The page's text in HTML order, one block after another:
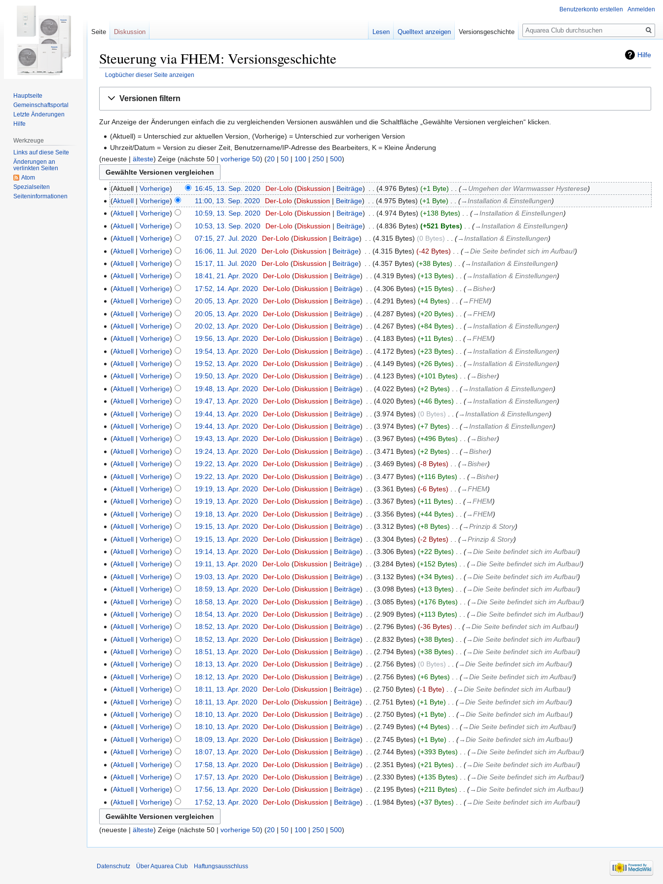
Hilfe
Steuerung via FHEM: Versionsgeschichte
Logbücher dieser Seite anzeigen
Navigation
Suche
Versionen filtern
Zur Anzeige der Änderungen einfach die zu vergleichenden Versionen auswählen und die Schaltfläche „Gewählte Versionen vergleichen“ klicken.
(Aktuell) = Unterschied zur aktuellen Version, (Vorherige) = Unterschied zur vorherigen Version
Uhrzeit/Datum = Version zu dieser Zeit, Benutzername/IP-Adresse des Bearbeiters, K = Kleine Änderung
(neueste | älteste) Zeige (nächste 50 | vorherige 50) (20 | 50 | 100 | 250 | 500)
Aktuell Vorherige 16:45, 13. Sep. 2020 Der-Lolo Diskussion Beiträge 4.976 Bytes +1 Byte
→‎Umgehen der Warmwasser Hysterese
Aktuell
Vorherige 11:00, 13. Sep. 2020 Der-Lolo Diskussion Beiträge 4.975 Bytes +1 Byte
→‎Installation & Einstellungen
Aktuell
Vorherige 10:59, 13. Sep. 2020 Der-Lolo Diskussion Beiträge 4.974 Bytes +138 Bytes
→‎Installation & Einstellungen
Aktuell
Vorherige 10:53, 13. Sep. 2020 Der-Lolo Diskussion Beiträge 4.836 Bytes +521 Bytes
→‎Installation & Einstellungen
Aktuell
Vorherige 07:15, 27. Jul. 2020 Der-Lolo Diskussion Beiträge 4.315 Bytes 0 Bytes
→‎Installation & Einstellungen
Aktuell
Vorherige 16:06, 11. Jul. 2020 Der-Lolo Diskussion Beiträge 4.315 Bytes -42 Bytes
→‎Die Seite befindet sich im Aufbau!
Aktuell
Vorherige 15:17, 11. Jul. 2020 Der-Lolo Diskussion Beiträge 4.357 Bytes +38 Bytes
→‎Installation & Einstellungen
Aktuell
Vorherige 18:41, 21. Apr. 2020 Der-Lolo Diskussion Beiträge 4.319 Bytes +13 Bytes
→‎Installation & Einstellungen
Aktuell
Vorherige 17:52, 14. Apr. 2020 Der-Lolo Diskussion Beiträge 4.306 Bytes +15 Bytes
→‎Bisher
Aktuell
Vorherige 20:05, 13. Apr. 2020 Der-Lolo Diskussion Beiträge 4.291 Bytes +4 Bytes
→‎FHEM
Aktuell
Vorherige 20:05, 13. Apr. 2020 Der-Lolo Diskussion Beiträge 4.287 Bytes +20 Bytes
→‎FHEM
Aktuell
Vorherige 20:02, 13. Apr. 2020 Der-Lolo Diskussion Beiträge 4.267 Bytes +84 Bytes
→‎Installation & Einstellungen
Aktuell
Vorherige 19:56, 13. Apr. 2020 Der-Lolo Diskussion Beiträge 4.183 Bytes +11 Bytes
→‎FHEM
Aktuell
Vorherige 19:54, 13. Apr. 2020 Der-Lolo Diskussion Beiträge 4.172 Bytes +23 Bytes
→‎Installation & Einstellungen
Aktuell
Vorherige 19:52, 13. Apr. 2020 Der-Lolo Diskussion Beiträge 4.149 Bytes +26 Bytes
→‎Installation & Einstellungen
Aktuell
Vorherige 19:50, 13. Apr. 2020 Der-Lolo Diskussion Beiträge 4.123 Bytes +101 Bytes
→‎Bisher
Aktuell
Vorherige 19:48, 13. Apr. 2020 Der-Lolo Diskussion Beiträge 4.022 Bytes +2 Bytes
→‎Installation & Einstellungen
Aktuell
Vorherige 19:47, 13. Apr. 2020 Der-Lolo Diskussion Beiträge 4.020 Bytes +46 Bytes
→‎Installation & Einstellungen
Aktuell
Vorherige 19:44, 13. Apr. 2020 Der-Lolo Diskussion Beiträge 3.974 Bytes 0 Bytes
→‎Installation & Einstellungen
Aktuell
Vorherige 19:44, 13. Apr. 2020 Der-Lolo Diskussion Beiträge 3.974 Bytes +7 Bytes
→‎Installation & Einstellungen
Aktuell
Vorherige 19:43, 13. Apr. 2020 Der-Lolo Diskussion Beiträge 3.967 Bytes +496 Bytes
→‎Bisher
Aktuell
Vorherige 19:24, 13. Apr. 2020 Der-Lolo Diskussion Beiträge 3.471 Bytes +2 Bytes
→‎Bisher
Aktuell
Vorherige 19:22, 13. Apr. 2020 Der-Lolo Diskussion Beiträge 3.469 Bytes -8 Bytes
→‎Bisher
Aktuell
Vorherige 19:22, 13. Apr. 2020 Der-Lolo Diskussion Beiträge 3.477 Bytes +116 Bytes
→‎Bisher
Aktuell
Vorherige 19:19, 13. Apr. 2020 Der-Lolo Diskussion Beiträge 3.361 Bytes -6 Bytes
→‎FHEM
Aktuell
Vorherige 19:19, 13. Apr. 2020 Der-Lolo Diskussion Beiträge 3.367 Bytes +11 Bytes
→‎FHEM
Aktuell
Vorherige 19:18, 13. Apr. 2020 Der-Lolo Diskussion Beiträge 3.356 Bytes +44 Bytes
→‎FHEM
Aktuell
Vorherige 19:15, 13. Apr. 2020 Der-Lolo Diskussion Beiträge 3.312 Bytes +8 Bytes
→‎Prinzip & Story
Aktuell
Vorherige 19:15, 13. Apr. 2020 Der-Lolo Diskussion Beiträge 3.304 Bytes -2 Bytes
→‎Prinzip & Story
Aktuell
Vorherige 19:14, 13. Apr. 2020 Der-Lolo Diskussion Beiträge 3.306 Bytes +22 Bytes
→‎Die Seite befindet sich im Aufbau!
Aktuell
Vorherige 19:11, 13. Apr. 2020 Der-Lolo Diskussion Beiträge 3.284 Bytes +152 Bytes
→‎Die Seite befindet sich im Aufbau!
Aktuell
Vorherige 19:03, 13. Apr. 2020 Der-Lolo Diskussion Beiträge 3.132 Bytes +34 Bytes
→‎Die Seite befindet sich im Aufbau!
Aktuell
Vorherige 18:59, 13. Apr. 2020 Der-Lolo Diskussion Beiträge 3.098 Bytes +13 Bytes
→‎Die Seite befindet sich im Aufbau!
Aktuell
Vorherige 18:58, 13. Apr. 2020 Der-Lolo Diskussion Beiträge 3.085 Bytes +176 Bytes
→‎Die Seite befindet sich im Aufbau!
Aktuell
Vorherige 18:54, 13. Apr. 2020 Der-Lolo Diskussion Beiträge 2.909 Bytes +113 Bytes
→‎Die Seite befindet sich im Aufbau!
Aktuell
Vorherige 18:52, 13. Apr. 2020 Der-Lolo Diskussion Beiträge 2.796 Bytes -36 Bytes
→‎Die Seite befindet sich im Aufbau!
Aktuell
Vorherige 18:52, 13. Apr. 2020 Der-Lolo Diskussion Beiträge 2.832 Bytes +38 Bytes
→‎Die Seite befindet sich im Aufbau!
Aktuell
Vorherige 18:51, 13. Apr. 2020 Der-Lolo Diskussion Beiträge 2.794 Bytes +38 Bytes
→‎Die Seite befindet sich im Aufbau!
Aktuell
Vorherige 18:13, 13. Apr. 2020 Der-Lolo Diskussion Beiträge 2.756 Bytes 0 Bytes
→‎Die Seite befindet sich im Aufbau!
Aktuell
Vorherige 18:12, 13. Apr. 2020 Der-Lolo Diskussion Beiträge 2.756 Bytes +6 Bytes
→‎Die Seite befindet sich im Aufbau!
Aktuell
Vorherige 18:11, 13. Apr. 2020 Der-Lolo Diskussion Beiträge 2.750 Bytes -1 Byte
→‎Die Seite befindet sich im Aufbau!
Aktuell
Vorherige 18:11, 13. Apr. 2020 Der-Lolo Diskussion Beiträge 2.751 Bytes +1 Byte
→‎Die Seite befindet sich im Aufbau!
Aktuell
Vorherige 18:10, 13. Apr. 2020 Der-Lolo Diskussion Beiträge 2.750 Bytes +1 Byte
→‎Die Seite befindet sich im Aufbau!
Aktuell
Vorherige 18:10, 13. Apr. 2020 Der-Lolo Diskussion Beiträge 2.749 Bytes +4 Bytes
→‎Die Seite befindet sich im Aufbau!
Aktuell
Vorherige 18:09, 13. Apr. 2020 Der-Lolo Diskussion Beiträge 2.745 Bytes +1 Byte
→‎Die Seite befindet sich im Aufbau!
Aktuell
Vorherige 18:07, 13. Apr. 2020 Der-Lolo Diskussion Beiträge 2.744 Bytes +393 Bytes
→‎Die Seite befindet sich im Aufbau!
Aktuell
Vorherige 17:58, 13. Apr. 2020 Der-Lolo Diskussion Beiträge 2.351 Bytes +21 Bytes
→‎Die Seite befindet sich im Aufbau!
Aktuell
Vorherige 17:57, 13. Apr. 2020 Der-Lolo Diskussion Beiträge 2.330 Bytes +135 Bytes
→‎Die Seite befindet sich im Aufbau!
Aktuell
Vorherige 17:56, 13. Apr. 2020 Der-Lolo Diskussion Beiträge 2.195 Bytes +211 Bytes
→‎Die Seite befindet sich im Aufbau!
Aktuell
Vorherige 17:52, 13. Apr. 2020 Der-Lolo Diskussion Beiträge 1.984 Bytes +37 Bytes →‎Die Seite befindet sich im Aufbau!
(neueste | älteste) Zeige (nächste 50 | vorherige 50) (20 | 50 | 100 | 250 | 500)
Benutzerkonto erstellen Anmelden
Seite Diskussion Lesen Quelltext anzeigen Versionsgeschichte
Suche
Hauptseite
Gemeinschafts­portal
Letzte Änderungen
Hilfe
Werkzeuge
Links auf diese Seite
Änderungen an
verlinkten Seiten
Atom
Spezialseiten
Seiten­informationen
Datenschutz Über Aquarea Club Haftungsausschluss